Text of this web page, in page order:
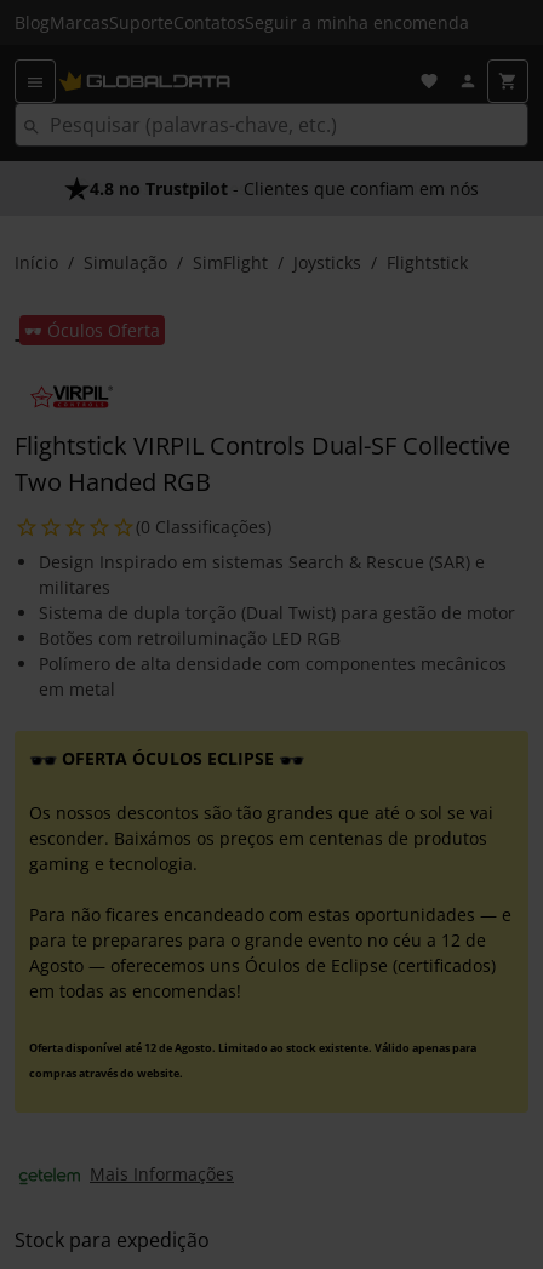
BlogMarcasSuporteContatosSeguir a minha encomenda
4.8 no Trustpilot - Clientes que confiam em nós
Início Simulação SimFlight Joysticks Flightstick
🕶️ Óculos Oferta
Flightstick VIRPIL Controls Dual-SF Collective
Two Handed RGB
(0 Classificações)
Design Inspirado em sistemas Search & Rescue (SAR) e
militares
Sistema de dupla torção (Dual Twist) para gestão de motor
Botões com retroiluminação LED RGB
Polímero de alta densidade com componentes mecânicos
em metal
OFERTA ÓCULOS ECLIPSE
Os nossos descontos são tão grandes que até o sol se vai
esconder. Baixámos os preços em centenas de produtos
gaming e tecnologia.
Para não ficares encandeado com estas oportunidades — e
para te preparares para o grande evento no céu a 12 de
Agosto — oferecemos uns Óculos de Eclipse (certificados)
em todas as encomendas!
Oferta disponível até 12 de Agosto. Limitado ao stock existente. Válido apenas para
compras através do website.
Mais Informações
Stock para expedição